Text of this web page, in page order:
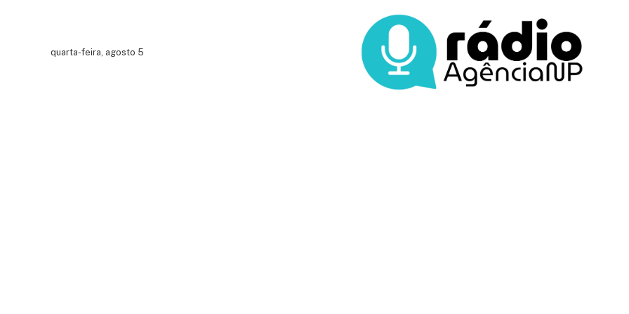
quarta-feira, agosto 5